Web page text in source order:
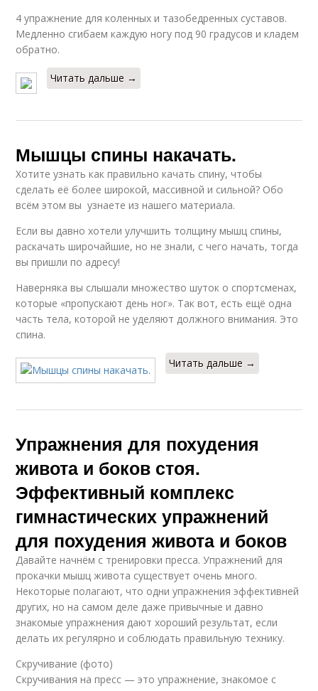
4 упражнение для коленных и тазобедренных суставов.
Медленно сгибаем каждую ногу под 90 градусов и кладем
обратно.
Читать дальше →
Мышцы спины накачать.
Хотите узнать как правильно качать спину, чтобы
сделать её более широкой, массивной и сильной? Обо
всём этом вы узнаете из нашего материала.
Если вы давно хотели улучшить толщину мышц спины,
раскачать широчайшие, но не знали, с чего начать, тогда
вы пришли по адресу!
Наверняка вы слышали множество шуток о спортсменах,
которые «пропускают день ног». Так вот, есть ещё одна
часть тела, которой не уделяют должного внимания. Это
спина.
Читать дальше →
Упражнения для похудения
живота и боков стоя.
Эффективный комплекс
гимнастических упражнений
для похудения живота и боков
Давайте начнём с тренировки пресса. Упражнений для
прокачки мышц живота существует очень много.
Некоторые полагают, что одни упражнения эффективней
других, но на самом деле даже привычные и давно
знакомые упражнения дают хороший результат, если
делать их регулярно и соблюдать правильную технику.
Скручивание (фото)
Скручивания на пресс — это упражнение, знакомое с